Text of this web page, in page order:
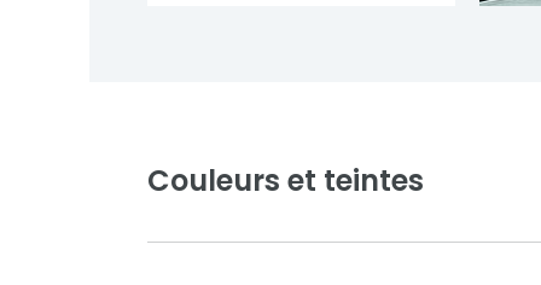
Couleurs et teintes